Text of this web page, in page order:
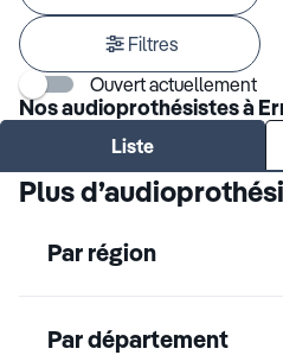
Filtres
Ouvert actuellement
Nos audioprothésistes à
Liste
Plus
Par région
Par département